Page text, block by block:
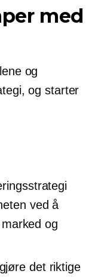
med
og
og starter
ved å
og
det riktige